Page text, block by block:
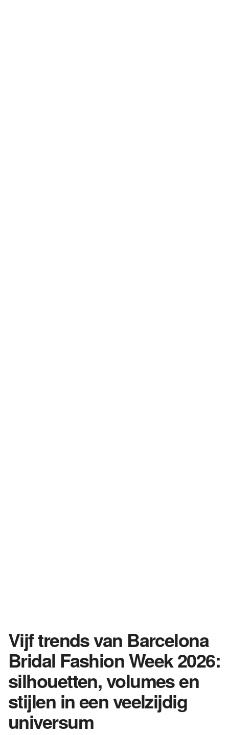
Vijf trends van Barcelona
Bridal Fashion Week 2026:
silhouetten, volumes en
stijlen in een veelzijdig
universum